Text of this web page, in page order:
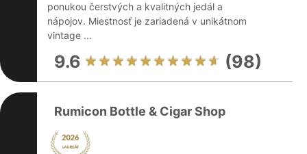
ponukou čerstvých a kvalitných jedál a
nápojov. Miestnosť je zariadená v unikátnom
vintage ...
9.6 (98)
Rumicon Bottle & Cigar Shop